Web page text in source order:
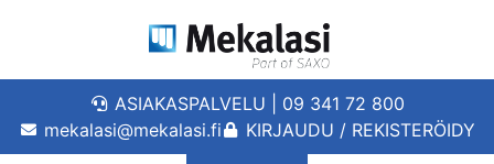
ASIAKASPALVELU | 09 341 72 800
mekalasi@mekalasi.fi
KIRJAUDU / REKISTERÖIDY